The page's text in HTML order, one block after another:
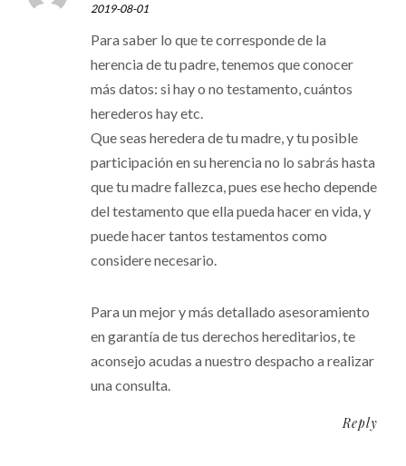
2019-08-01
Para saber lo que te corresponde de la
herencia de tu padre, tenemos que conocer
más datos: si hay o no testamento, cuántos
herederos hay etc.
Que seas heredera de tu madre, y tu posible
participación en su herencia no lo sabrás hasta
que tu madre fallezca, pues ese hecho depende
del testamento que ella pueda hacer en vida, y
puede hacer tantos testamentos como
considere necesario.
Para un mejor y más detallado asesoramiento
en garantía de tus derechos hereditarios, te
aconsejo acudas a nuestro despacho a realizar
una consulta.
Reply